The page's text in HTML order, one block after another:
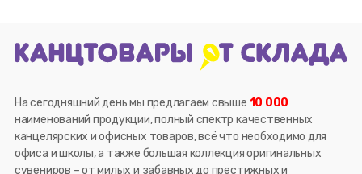
На сегодняшний день мы предлагаем свыше 10 000
наименований продукции, полный спектр качественных
канцелярских и офисных товаров, всё что необходимо для
офиса и школы, а также большая коллекция оригинальных
сувениров – от милых и забавных до престижных и